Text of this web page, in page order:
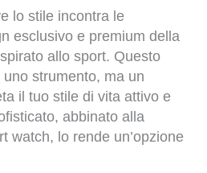
lo stile incontra le
esclusivo e premium della
allo sport. Questo
strumento, ma un
il tuo stile di vita attivo e
abbinato alla
watch, lo rende un’opzione